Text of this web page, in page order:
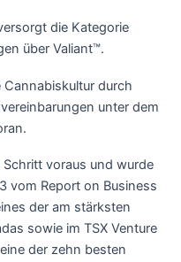
die Kategorie
über Valiant™.
durch
unter dem
voraus und wurde
vom Report on Business
der am stärksten
sowie im TSX Venture
der zehn besten